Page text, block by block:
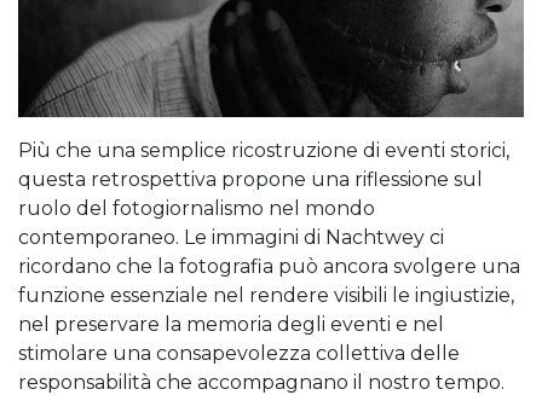
Più che una semplice ricostruzione di eventi storici,
questa retrospettiva propone una riflessione sul
ruolo del fotogiornalismo nel mondo
contemporaneo. Le immagini di Nachtwey ci
ricordano che la fotografia può ancora svolgere una
funzione essenziale nel rendere visibili le ingiustizie,
nel preservare la memoria degli eventi e nel
stimolare una consapevolezza collettiva delle
responsabilità che accompagnano il nostro tempo.